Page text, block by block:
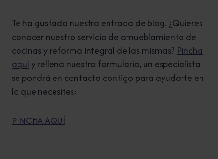
Te ha gustado nuestra entrada de blog. ¿Quieres
conocer nuestro servicio de amueblamiento de
cocinas y reforma integral de las mismas? Pincha
aquíy rellena nuestro formulario, un especialista
se pondrá en contacto contigo para ayudarte en
lo que necesites:
PINCHA AQUÍ